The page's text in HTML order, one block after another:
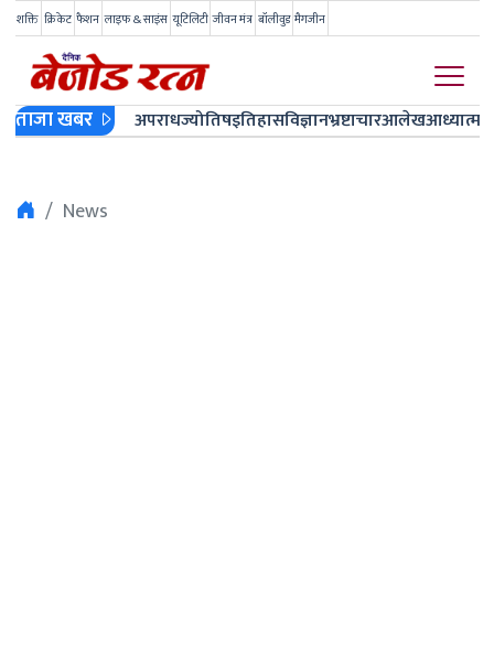
शक्ति क्रिकेट फैशन लाइफ & साइंस यूटिलिटी जीवन मंत्र बॉलीवुड मैगजीन
ताजा खबर अपराधज्योतिषइतिहासविज्ञानभ्रष्टाचारआलेखआध्यात्म
News